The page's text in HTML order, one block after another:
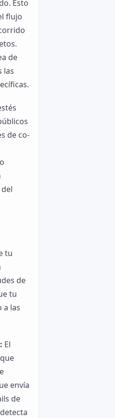
Esto
flujo
de
las
de co-
tu
de
tu
a las
El
envía
de